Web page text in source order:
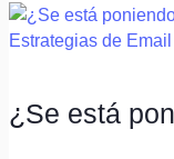
Estrategias de
¿Se está